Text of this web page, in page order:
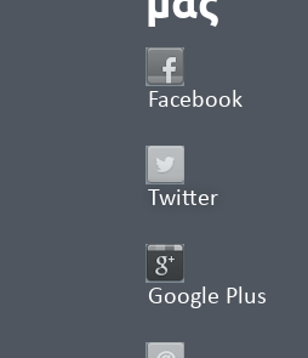
Facebook
Twitter
Google Plus